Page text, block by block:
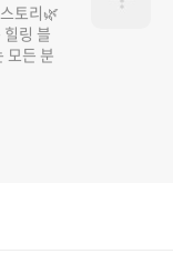
토리🌿
링 블
모든 분